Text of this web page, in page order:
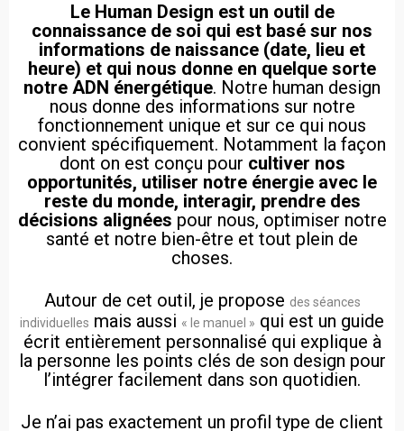
Le Human Design est un outil de
connaissance de soi qui est basé sur nos
informations de naissance (date, lieu et
heure) et qui nous donne en quelque sorte
notre ADN énergétique. Notre human design
nous donne des informations sur notre
fonctionnement unique et sur ce qui nous
convient spécifiquement. Notamment la façon
dont on est conçu pour cultiver nos
opportunités, utiliser notre énergie avec le
reste du monde, interagir, prendre des
décisions alignées pour nous, optimiser notre
santé et notre bien-être et tout plein de
choses.
Autour de cet outil, je propose des séances
individuelles mais aussi « le manuel » qui est un guide
écrit entièrement personnalisé qui explique à
la personne les points clés de son design pour
l’intégrer facilement dans son quotidien.
Je n’ai pas exactement un profil type de client